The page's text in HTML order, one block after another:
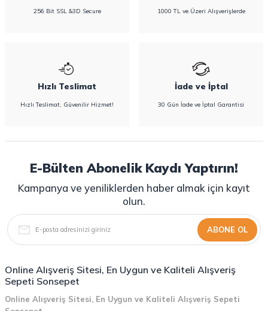
256 Bit SSL &3D Secure 1000 TL ve Üzeri Alışverişlerde
Hızlı Teslimat
Hızlı Teslimat, Güvenilir Hizmet!
İade ve İptal
30 Gün İade ve İptal Garantisi
E-Bülten Abonelik Kaydı Yaptırın!
Kampanya ve yeniliklerden haber almak için kayıt
olun.
ABONE OL
Online Alışveriş Sitesi, En Uygun ve Kaliteli Alışveriş
Sepeti Sonsepet
Online Alışveriş Sitesi, En Uygun ve Kaliteli Alışveriş Sepeti